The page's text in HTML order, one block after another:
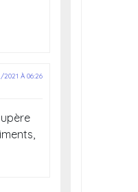
2021 À 06:26